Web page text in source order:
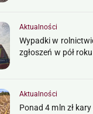
Aktualności
Wypadki w
zgłoszeń w pół roku
Aktualności
Ponad 4 mln zł